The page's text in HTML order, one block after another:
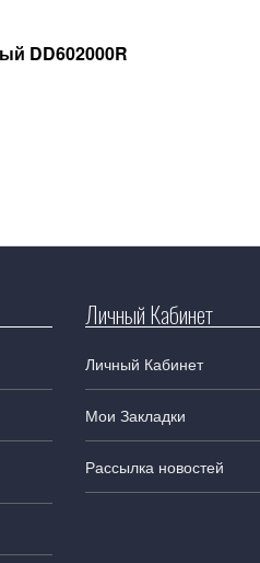
DD602000R
Личный Кабинет
Личный Кабинет
Мои Закладки
Рассылка новостей